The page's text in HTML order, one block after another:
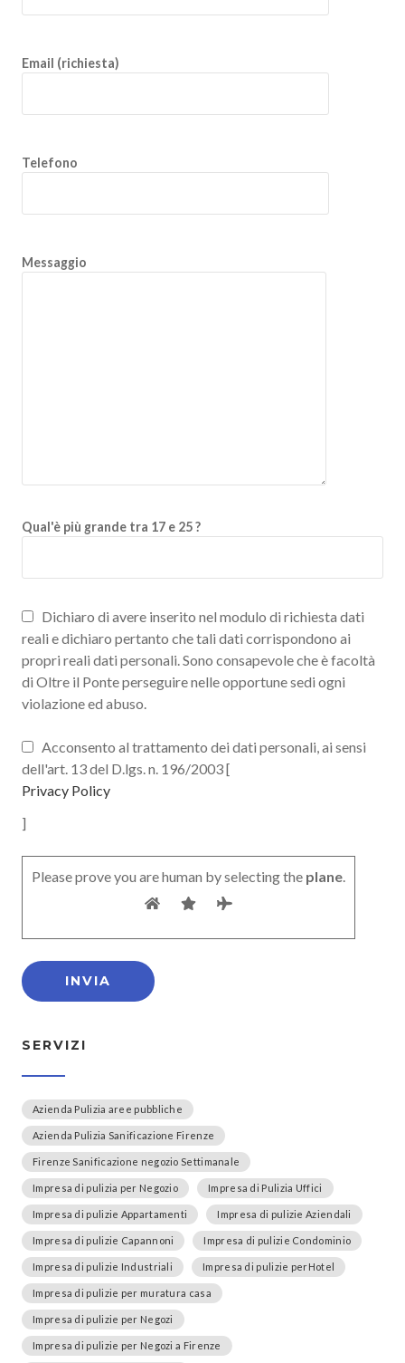
Email (richiesta)
Telefono
Messaggio
Qual'è più grande tra 17 e 25 ?
Dichiaro di avere inserito nel modulo di richiesta dati
reali e dichiaro pertanto che tali dati corrispondono ai
propri reali dati personali. Sono consapevole che è facoltà
di Oltre il Ponte perseguire nelle opportune sedi ogni
violazione ed abuso.
Acconsento al trattamento dei dati personali, ai sensi
dell'art. 13 del D.lgs. n. 196/2003 [
Privacy Policy
]
Please prove you are human by selecting the plane.
SERVIZI
Azienda Pulizia aree pubbliche
Azienda Pulizia Sanificazione Firenze
Firenze Sanificazione negozio Settimanale
Impresa di pulizia per Negozio Impresa di Pulizia Uffici
Impresa di pulizie Appartamenti Impresa di pulizie Aziendali
Impresa di pulizie Capannoni Impresa di pulizie Condominio
Impresa di pulizie Industriali Impresa di pulizie perHotel
Impresa di pulizie per muratura casa
Impresa di pulizie per Negozi
Impresa di pulizie per Negozi a Firenze